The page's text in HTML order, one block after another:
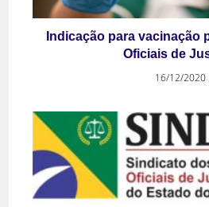
Indicação para vacinação
Oficiais de
16/12/2020